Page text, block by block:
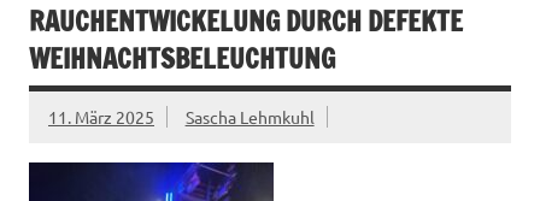
RAUCHENTWICKELUNG DURCH DEFEKTE
WEIHNACHTSBELEUCHTUNG
11. März 2025 Sascha Lehmkuhl